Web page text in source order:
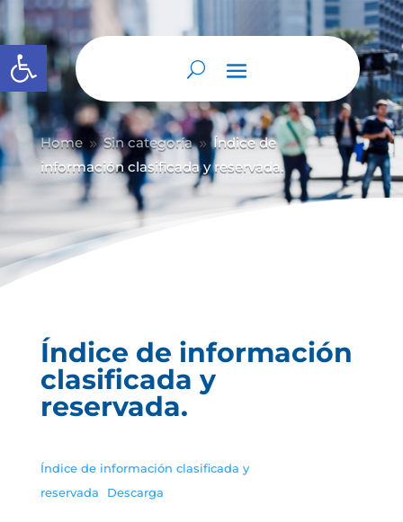
Abrir barra de herramientas
Home 9 Sin categoría 9 Índice de
información clasificada y reservada.
Índice de información
clasificada y
reservada.
Índice de información clasificada y
reservada
Descarga